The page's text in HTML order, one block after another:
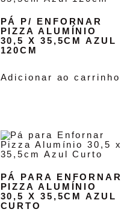
PÁ P/ ENFORNAR
PIZZA ALUMÍNIO
30,5 X 35,5CM AZUL
120CM
Adicionar ao carrinho
PÁ PARA ENFORNAR
PIZZA ALUMÍNIO
30,5 X 35,5CM AZUL
CURTO